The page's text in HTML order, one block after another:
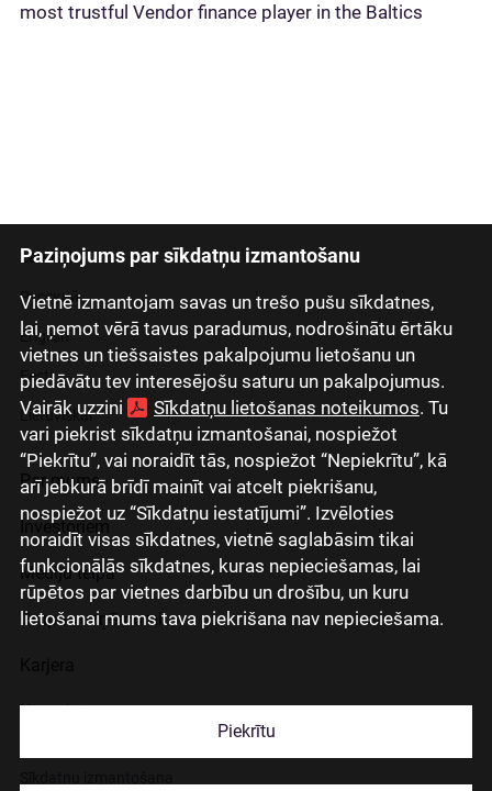
Paziņojums par sīkdatņu izmantošanu
Vietnē izmantojam savas un trešo pušu sīkdatnes,
lai, ņemot vērā tavus paradumus, nodrošinātu ērtāku
vietnes un tiešsaistes pakalpojumu lietošanu un
piedāvātu tev interesējošu saturu un pakalpojumus.
Vairāk uzzini
Sīkdatņu lietošanas noteikumos. Tu
vari piekrist sīkdatņu izmantošanai, nospiežot
“Piekrītu”, vai noraidīt tās, nospiežot “Nepiekrītu”, kā
arī jebkurā brīdī mainīt vai atcelt piekrišanu,
nospiežot uz “Sīkdatņu iestatījumi”. Izvēloties
noraidīt visas sīkdatnes, vietnē saglabāsim tikai
funkcionālās sīkdatnes, kuras nepieciešamas, lai
rūpētos par vietnes darbību un drošību, un kuru
lietošanai mums tava piekrišana nav nepieciešama.
Piekrītu
most trustful Vendor finance player in the Baltics
Latviski
Русский
English
Eesti
Lietuviškai
Par mums
Investoriem
Mediju telpa
Grupas uzņēmumi
Kontakti